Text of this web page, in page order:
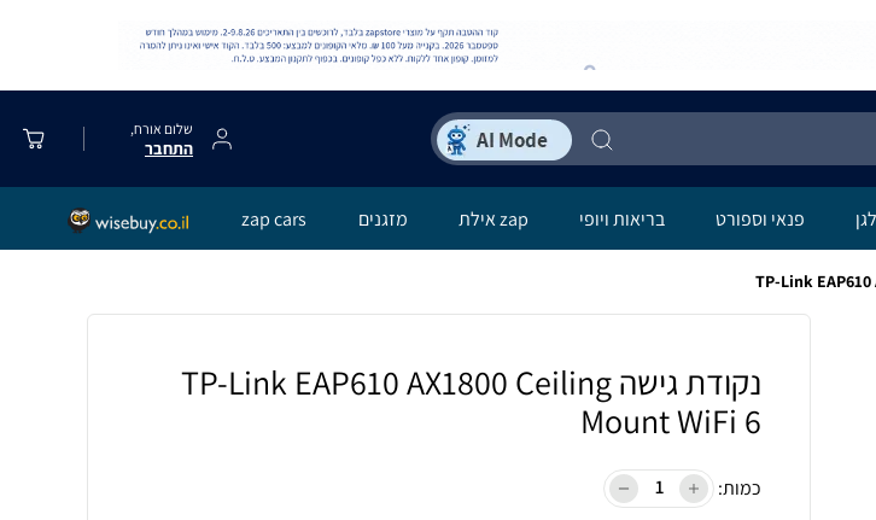
שלום אורח,
התחבר
פנאי וספורט בריאות ויופי zap אילת מזגנים zap cars
נקודת גישה TP-Link EAP610 AX1800 Ceiling
Mount WiFi 6
כמות: